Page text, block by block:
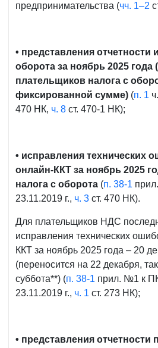
предпринимательства (чч. 1–2
• представления отчетности
оборота за ноябрь 2025 года
плательщиков налога с
фиксированной сумме) (п. 1
470 НК, ч. 8 ст. 470-1 НК);
• исправления технических
онлайн-ККТ за ноябрь 2025
налога с оборота (п. 38-1
23.11.2019 г., ч. 3 ст. 470 НК).
Для плательщиков НДС
исправления технических
ККТ за ноябрь 2025 года – 20
(переносится на 22 декабря,
суббота**) (п. 38-1 прил. №1 к
23.11.2019 г., ч. 1 ст. 273 НК);
• представления отчетности